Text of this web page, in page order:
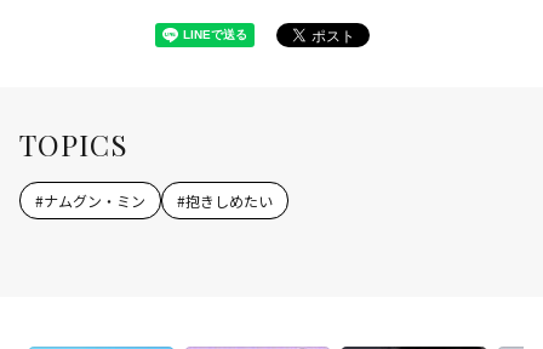
TOPICS
#ナムグン・ミン #抱きしめたい